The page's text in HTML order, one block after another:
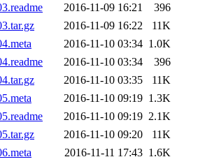
2016-11-09 16:21
396
2016-11-09 16:22
11K
2016-11-10 03:34 1.0K
2016-11-10 03:34
396
2016-11-10 03:35
11K
2016-11-10 09:19 1.3K
2016-11-10 09:19 2.1K
2016-11-10 09:20
11K
2016-11-11 17:43 1.6K